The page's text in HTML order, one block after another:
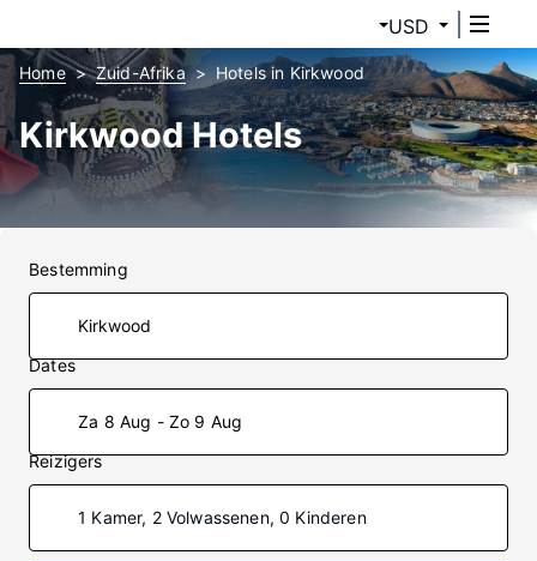
USD
Home Zuid-Afrika Hotels in Kirkwood
Kirkwood Hotels
Bestemming
Dates
Za 8 Aug - Zo 9 Aug
Reizigers
1 Kamer, 2 Volwassenen, 0 Kinderen